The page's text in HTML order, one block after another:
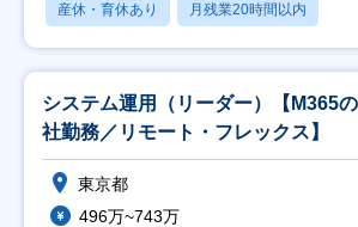
産休・育休あり 月残業20時間以内
システム運用（リーダー）【M365
社勤務／リモート・フレックス】
東京都
496万~743万